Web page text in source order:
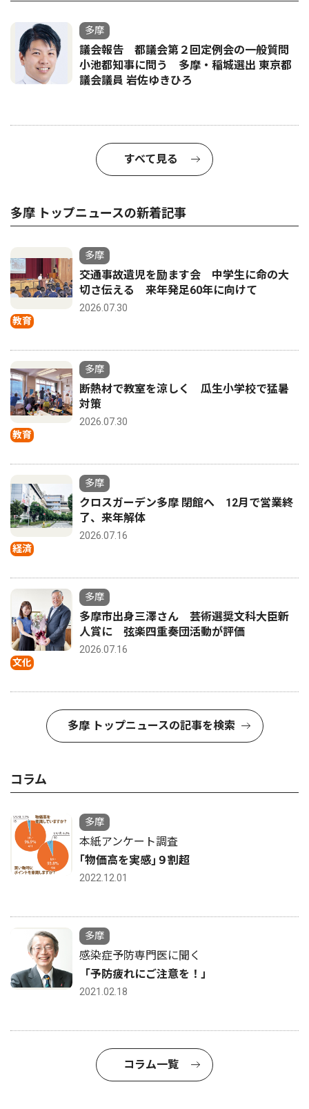
多摩
議会報告 都議会第２回定例会の一般質問
小池都知事に問う 多摩・稲城選出 東京都
議会議員 岩佐ゆきひろ
すべて見る
多摩 トップニュースの新着記事
教育
多摩
交通事故遺児を励ます会 中学生に命の大
切さ伝える 来年発足60年に向けて
2026.07.30
教育
多摩
断熱材で教室を涼しく 瓜生小学校で猛暑
対策
2026.07.30
経済
多摩
クロスガーデン多摩 閉館へ 12月で営業終
了、来年解体
2026.07.16
文化
多摩
多摩市出身三澤さん 芸術選奨文科大臣新
人賞に 弦楽四重奏団活動が評価
2026.07.16
多摩 トップニュースの記事を検索
コラム
多摩
本紙アンケート調査
｢物価高を実感｣９割超
2022.12.01
多摩
感染症予防専門医に聞く
「予防疲れにご注意を！」
2021.02.18
コラム一覧